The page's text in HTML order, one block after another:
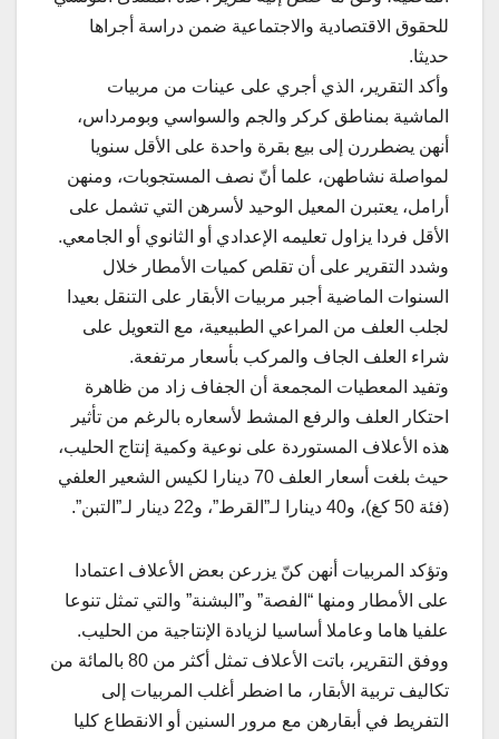
للحقوق الاقتصادية والاجتماعية ضمن دراسة أجراها
حديثا.
وأكد التقرير، الذي أجري على عينات من مربيات
الماشية بمناطق كركر والجم والسواسي وبومرداس،
أنهن يضطررن إلى بيع بقرة واحدة على الأقل سنويا
لمواصلة نشاطهن، علما أنّ نصف المستجوبات، ومنهن
أرامل، يعتبرن المعيل الوحيد لأسرهن التي تشمل على
الأقل فردا يزاول تعليمه الإعدادي أو الثانوي أو الجامعي.
وشدد التقرير على أن تقلص كميات الأمطار خلال
السنوات الماضية أجبر مربيات الأبقار على التنقل بعيدا
لجلب العلف من المراعي الطبيعية، مع التعويل على
شراء العلف الجاف والمركب بأسعار مرتفعة.
وتفيد المعطيات المجمعة أن الجفاف زاد من ظاهرة
احتكار العلف والرفع المشط لأسعاره بالرغم من تأثير
هذه الأعلاف المستوردة على نوعية وكمية إنتاج الحليب،
حيث بلغت أسعار العلف 70 دينارا لكيس الشعير العلفي
(فئة 50 كغ)، و40 دينارا لـ”القرط”، و22 دينار لـ”التبن”.
وتؤكد المربيات أنهن كنّ يزرعن بعض الأعلاف اعتمادا
على الأمطار ومنها “الفصة” و”البشنة” والتي تمثل تنوعا
علفيا هاما وعاملا أساسيا لزيادة الإنتاجية من الحليب.
ووفق التقرير، باتت الأعلاف تمثل أكثر من 80 بالمائة من
تكاليف تربية الأبقار، ما اضطر أغلب المربيات إلى
التفريط في أبقارهن مع مرور السنين أو الانقطاع كليا